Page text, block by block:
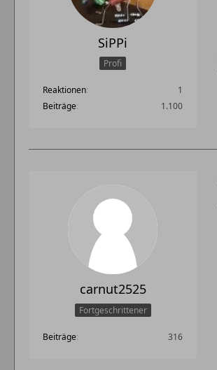
SiPPi
Profi
Reaktionen
1
Beiträge
1.100
carnut2525
Fortgeschrittener
Beiträge 316